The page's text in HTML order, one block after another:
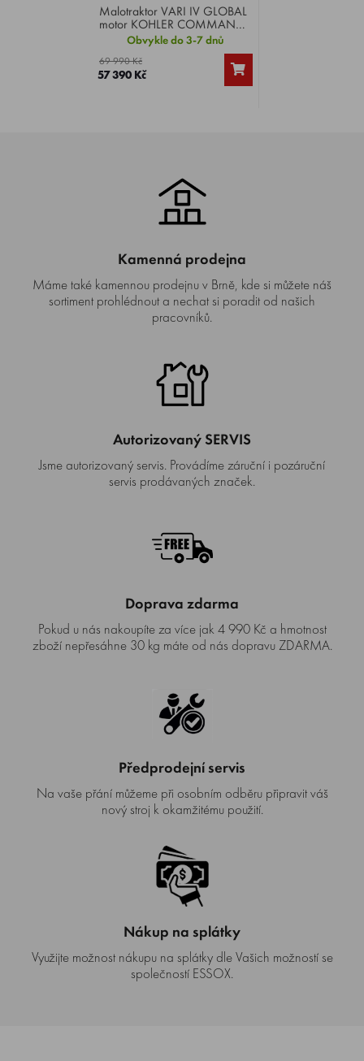
Malotraktor VARI IV GLOBAL
motor KOHLER COMMAND
PRO CV224 , výkon 7,75 HP,
převodová skříň DSK-
317.1/S , počet rychlostí
3+1R, kola 12", hmotnost 295
Obvykle do 3-7 dnů
69 990 Kč
57 390 Kč
Kamenná prodejna
Máme také kamennou prodejnu v Brně, kde si můžete náš
sortiment prohlédnout a nechat si poradit od našich
pracovníků.
Autorizovaný SERVIS
Jsme autorizovaný servis. Provádíme záruční i pozáruční
servis prodávaných značek.
Doprava zdarma
Pokud u nás nakoupíte za více jak 4 990 Kč a hmotnost
zboží nepřesáhne 30 kg máte od nás dopravu ZDARMA.
Předprodejní servis
Na vaše přání můžeme při osobním odběru připravit váš
nový stroj k okamžitému použití.
Nákup na splátky
Využijte možnost nákupu na splátky dle Vašich možností se
společností ESSOX.